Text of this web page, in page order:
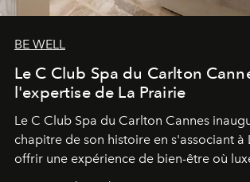
BE WELL
Le C Club Spa du Carlton
l'expertise de La Prairie
Le C Club Spa du Carlton Cannes
chapitre de son histoire en s'associant à
offrir une expérience de bien-être où
expertise se rencontrent.